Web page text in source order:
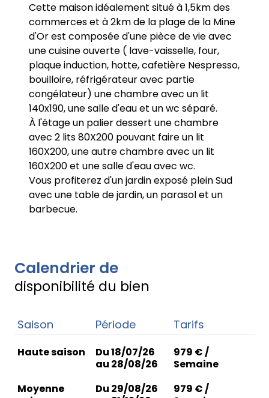
Cette maison idéalement situé à 1,5km des
commerces et à 2km de la plage de la Mine
d'Or est composée d'une pièce de vie avec
une cuisine ouverte ( lave-vaisselle, four,
plaque induction, hotte, cafetière Nespresso,
bouilloire, réfrigérateur avec partie
congélateur) une chambre avec un lit
140x190, une salle d'eau et un wc séparé.
À l'étage un palier dessert une chambre
avec 2 lits 80X200 pouvant faire un lit
160X200, une autre chambre avec un lit
160X200 et une salle d'eau avec wc.
Vous profiterez d'un jardin exposé plein Sud
avec une table de jardin, un parasol et un
barbecue.
Calendrier de
disponibilité du bien
Saison Période Tarifs
Haute saison
Du 18/07/26
au 28/08/26
979 € /
Semaine
Moyenne
Du 29/08/26
979 € /